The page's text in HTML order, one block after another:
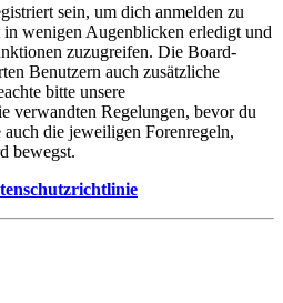
sein, um dich anmelden zu
wenigen Augenblicken erledigt und
zuzugreifen. Die Board-
Benutzern auch zusätzliche
bitte unsere
verwandten Regelungen, bevor du
die jeweiligen Forenregeln,
bewegst.